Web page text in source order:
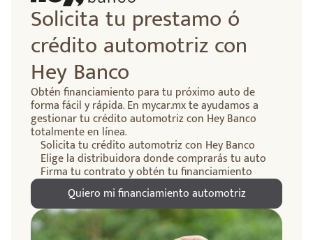
Solicita tu prestamo ó
crédito automotriz con
Hey Banco
Obtén financiamiento para tu próximo auto de
forma fácil y rápida. En mycar.mx te ayudamos a
gestionar tu crédito automotriz con Hey Banco
totalmente en línea.
Solicita tu crédito automotriz con Hey Banco
Elige la distribuidora donde comprarás tu auto
Firma tu contrato y obtén tu financiamiento
Quiero mi financiamiento automotriz